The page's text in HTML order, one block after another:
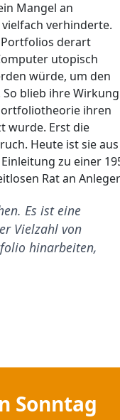
Mangel an
verhinderte.
derart
utopisch
würde, um den
blieb ihre Wirkung
ihren
wurde. Erst die
Heute ist sie aus
zu einer
Rat an
Es ist eine
Vielzahl von
hinarbeiten,
Sonntag